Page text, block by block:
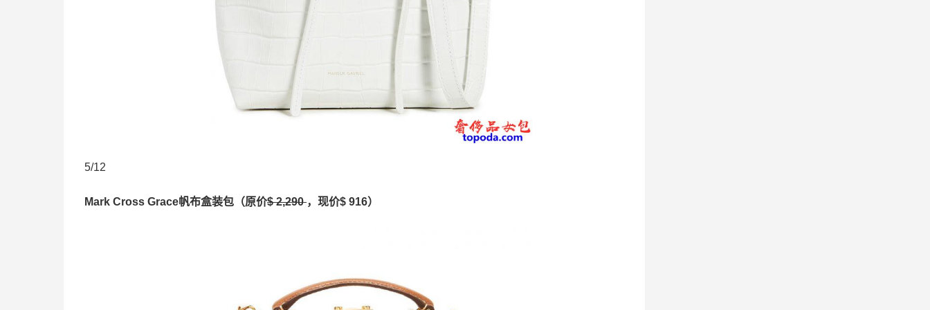
5/12
Mark Cross Grace帆布盒装包（原价$ 2,290，现价$ 916）